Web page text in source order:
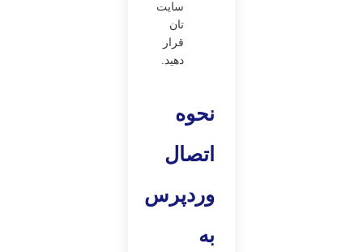
سایت
تان
قرار
دهید.
نحوه
اتصال
وردپرس
به